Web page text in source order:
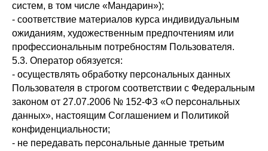
систем, в том числе «Мандарин»);
- соответствие материалов курса индивидуальным
ожиданиям, художественным предпочтениям или
профессиональным потребностям Пользователя.
5.3. Оператор обязуется:
- осуществлять обработку персональных данных
Пользователя в строгом соответствии с Федеральным
законом от 27.07.2006 № 152-ФЗ «О персональных
данных», настоящим Соглашением и Политикой
конфиденциальности;
- не передавать персональные данные третьим